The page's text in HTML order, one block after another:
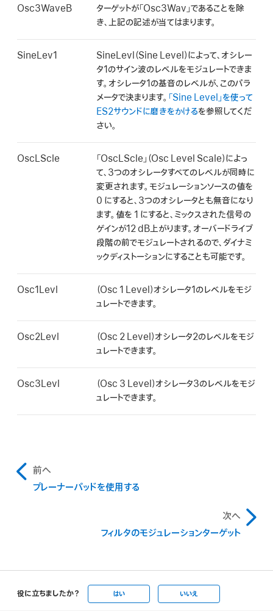
Osc3WaveB
ターゲットが「Osc3Wav」であることを除
き、上記の記述が当てはまります。
SineLev1
SineLevl（Sine Level）によって、オシレー
タ1のサイン波のレベルをモジュレートできま
す。オシレータ1の基音のレベルが、このパラ
メータで決まります。 「Sine Level」を使って
ES2サウンドに磨きをかけるを参照してくだ
さい。
OscLScle
「OscLScle」（Osc Level Scale）によっ
て、 3つのオシレータすべてのレベルが同時に
変更されます。モジュレーションソースの値を
0 にすると、3つのオシレータとも無音になり
ます。値を 1 にすると、ミックスされた信号の
ゲインが12 dB上がります。オーバードライブ
段階の前でモジュレートされるので、ダイナミ
ックディストーションにすることも可能です。
Osc1Levl
（Osc 1 Level）オシレータ1のレベルをモジ
ュレートできます。
Osc2Levl
（Osc 2 Level）オシレータ2のレベルをモジ
ュレートできます。
Osc3Levl
（Osc 3 Level）オシレータ3のレベルをモジ
ュレートできます。
前へ
プレーナーパッドを使用する
次へ
フィルタのモジュレーションターゲット
役に立ちましたか？ はい いいえ